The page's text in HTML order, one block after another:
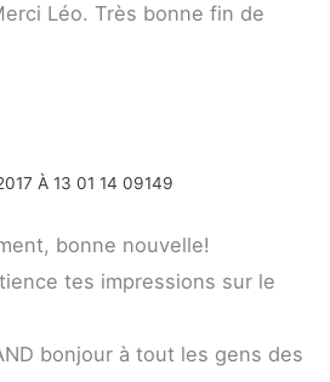
Léo. Très bonne fin de
À 13 01 14 09149
bonne nouvelle!
tes impressions sur le
bonjour à tout les gens des